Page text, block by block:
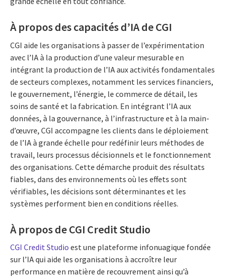
À propos des capacités d’IA de CGI
CGI aide les organisations à passer de l’expérimentation
avec l’IA à la production d’une valeur mesurable en
intégrant la production de l’IA aux activités fondamentales
de secteurs complexes, notamment les services financiers,
le gouvernement, l’énergie, le commerce de détail, les
soins de santé et la fabrication. En intégrant l’IA aux
données, à la gouvernance, à l’infrastructure et à la main-
d’œuvre, CGI accompagne les clients dans le déploiement
de l’IA à grande échelle pour redéfinir leurs méthodes de
travail, leurs processus décisionnels et le fonctionnement
des organisations. Cette démarche produit des résultats
fiables, dans des environnements où les effets sont
vérifiables, les décisions sont déterminantes et les
systèmes performent bien en conditions réelles.
À propos de CGI Credit Studio
CGI Credit Studio est une plateforme infonuagique fondée
sur l’IA qui aide les organisations à accroître leur
performance en matière de recouvrement ainsi qu’à